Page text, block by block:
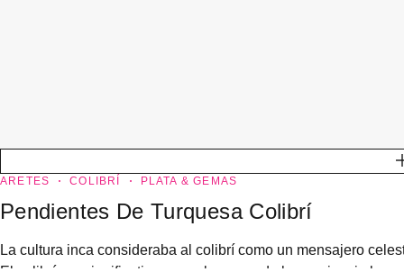
ARETES COLIBRÍ PLATA & GEMAS
Pendientes De Turquesa Colibrí
La cultura inca consideraba al colibrí como un mensajero